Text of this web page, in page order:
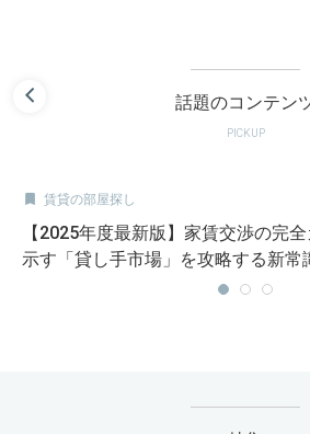
話題のコンテン
PICKUP
 賃貸の部屋探し
【2025年度最新版】家賃交渉の完
示す「貸し手市場」を攻略する新常